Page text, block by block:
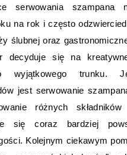
serwowania szampana
na rok i często
ślubnej oraz
decyduje się na
wyjątkowego trunku.
jest serwowanie
różnych
się coraz bardziej
Kolejnym ciekawym